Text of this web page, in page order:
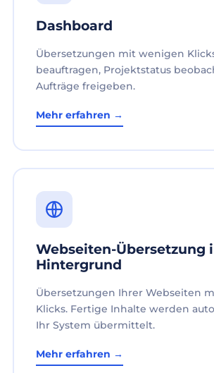
Dashboard
Übersetzungen mit wenigen
beauftragen, Projektstatus
Aufträge freigeben.
Mehr erfahren →
Webseiten-Übersetzung
Hintergrund
Übersetzungen Ihrer Webseiten
Klicks. Fertige Inhalte werden
Ihr System übermittelt.
Mehr erfahren →